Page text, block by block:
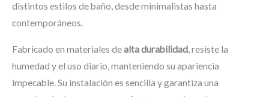
distintos estilos de baño, desde minimalistas hasta
contemporáneos.
Fabricado en materiales dealta durabilidad, resiste la
humedad y el uso diario, manteniendo su apariencia
impecable. Su instalación es sencilla y garantiza una